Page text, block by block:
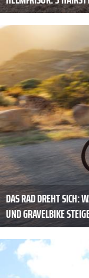
DAS RAD DREHT SICH:
UND GRAVELBIKE